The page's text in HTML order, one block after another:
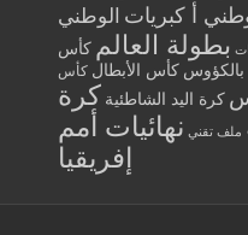
أ كبريات الوطني
بطولة العالم كأس
بالكؤوس كأس الأبطال كأس
كرة اليد الشاطئية كرة
ملف تقني نهائيات أمم
إفريقيا